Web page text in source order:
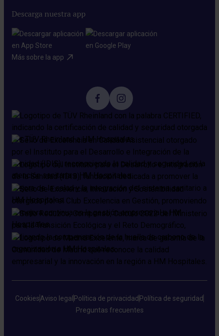
Descarga nuestra app
Más sobre la app​
CookiesAviso legal Política de privacidad Política de seguridad
Preguntas frecuentes